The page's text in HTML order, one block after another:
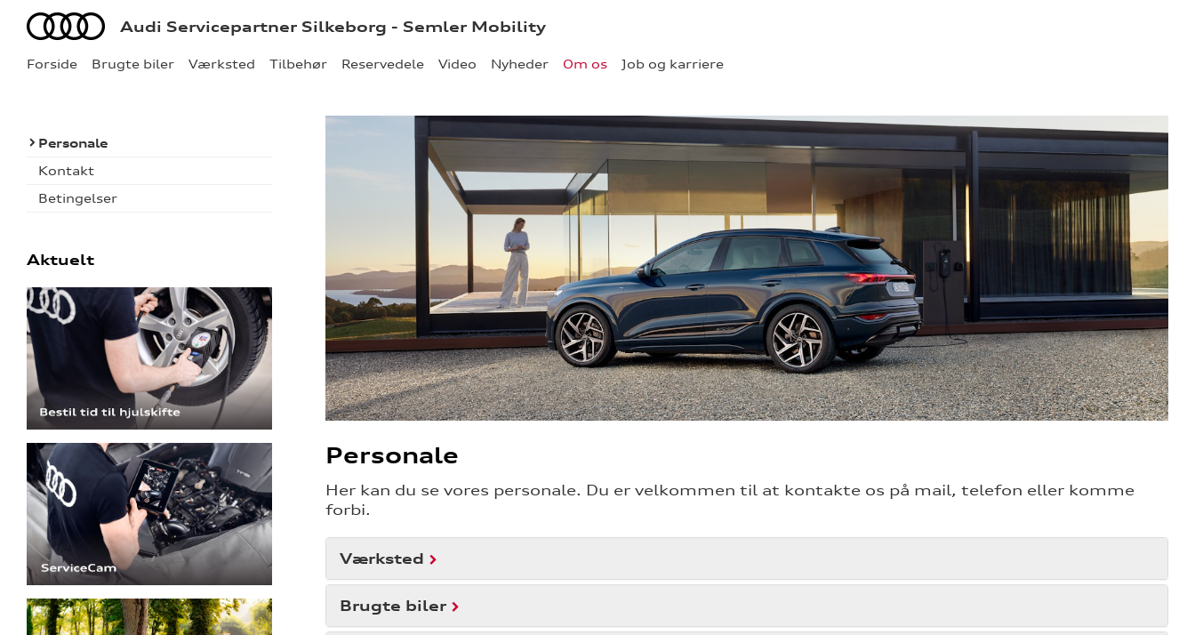
Forside Brugte biler Værksted Tilbehør Reservedele Video Nyheder Om os Job og karriere
Audi Audi Servicepartner Silkeborg - Semler Mobility
Personale
Kontakt
Betingelser
Aktuelt
Personale
Her kan du se vores personale. Du er velkommen til at kontakte os på mail, telefon eller komme
forbi.
Værksted
Brugte biler